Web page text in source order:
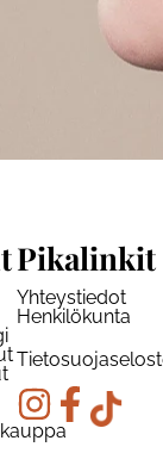
Pikalinkit
Yhteystiedot
Henkilökunta